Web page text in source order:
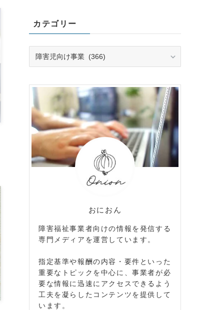
カテゴリー
テ
リ
おにおん
障害福祉事業者向けの情報を発信する
専門メディアを運営しています。
指定基準や報酬の内容・要件といった
重要なトピックを中心に、事業者が必
要な情報に迅速にアクセスできるよう
工夫を凝らしたコンテンツを提供して
います。